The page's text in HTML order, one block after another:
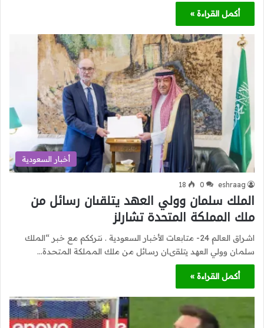
أكمل القراءة »
أخبار السعودية
eshraag
0
18
الملك سلمان وولي العهد يتلقىان رسائل من
ملك المملكة المتحدة تشارلز
اشراق العالم 24- متابعات الأخبار السعودية . نترككم مع خبر “الملك
سلمان وولي العهد يتلقىان رسائل من ملك المملكة المتحدة…
أكمل القراءة »